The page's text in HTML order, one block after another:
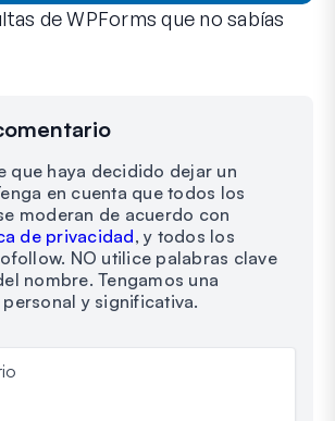
de WPForms que no sabías
que haya decidido dejar un
en cuenta que todos los
moderan de acuerdo con
de privacidad, y todos los
NO utilice palabras clave
nombre. Tengamos una
y significativa.